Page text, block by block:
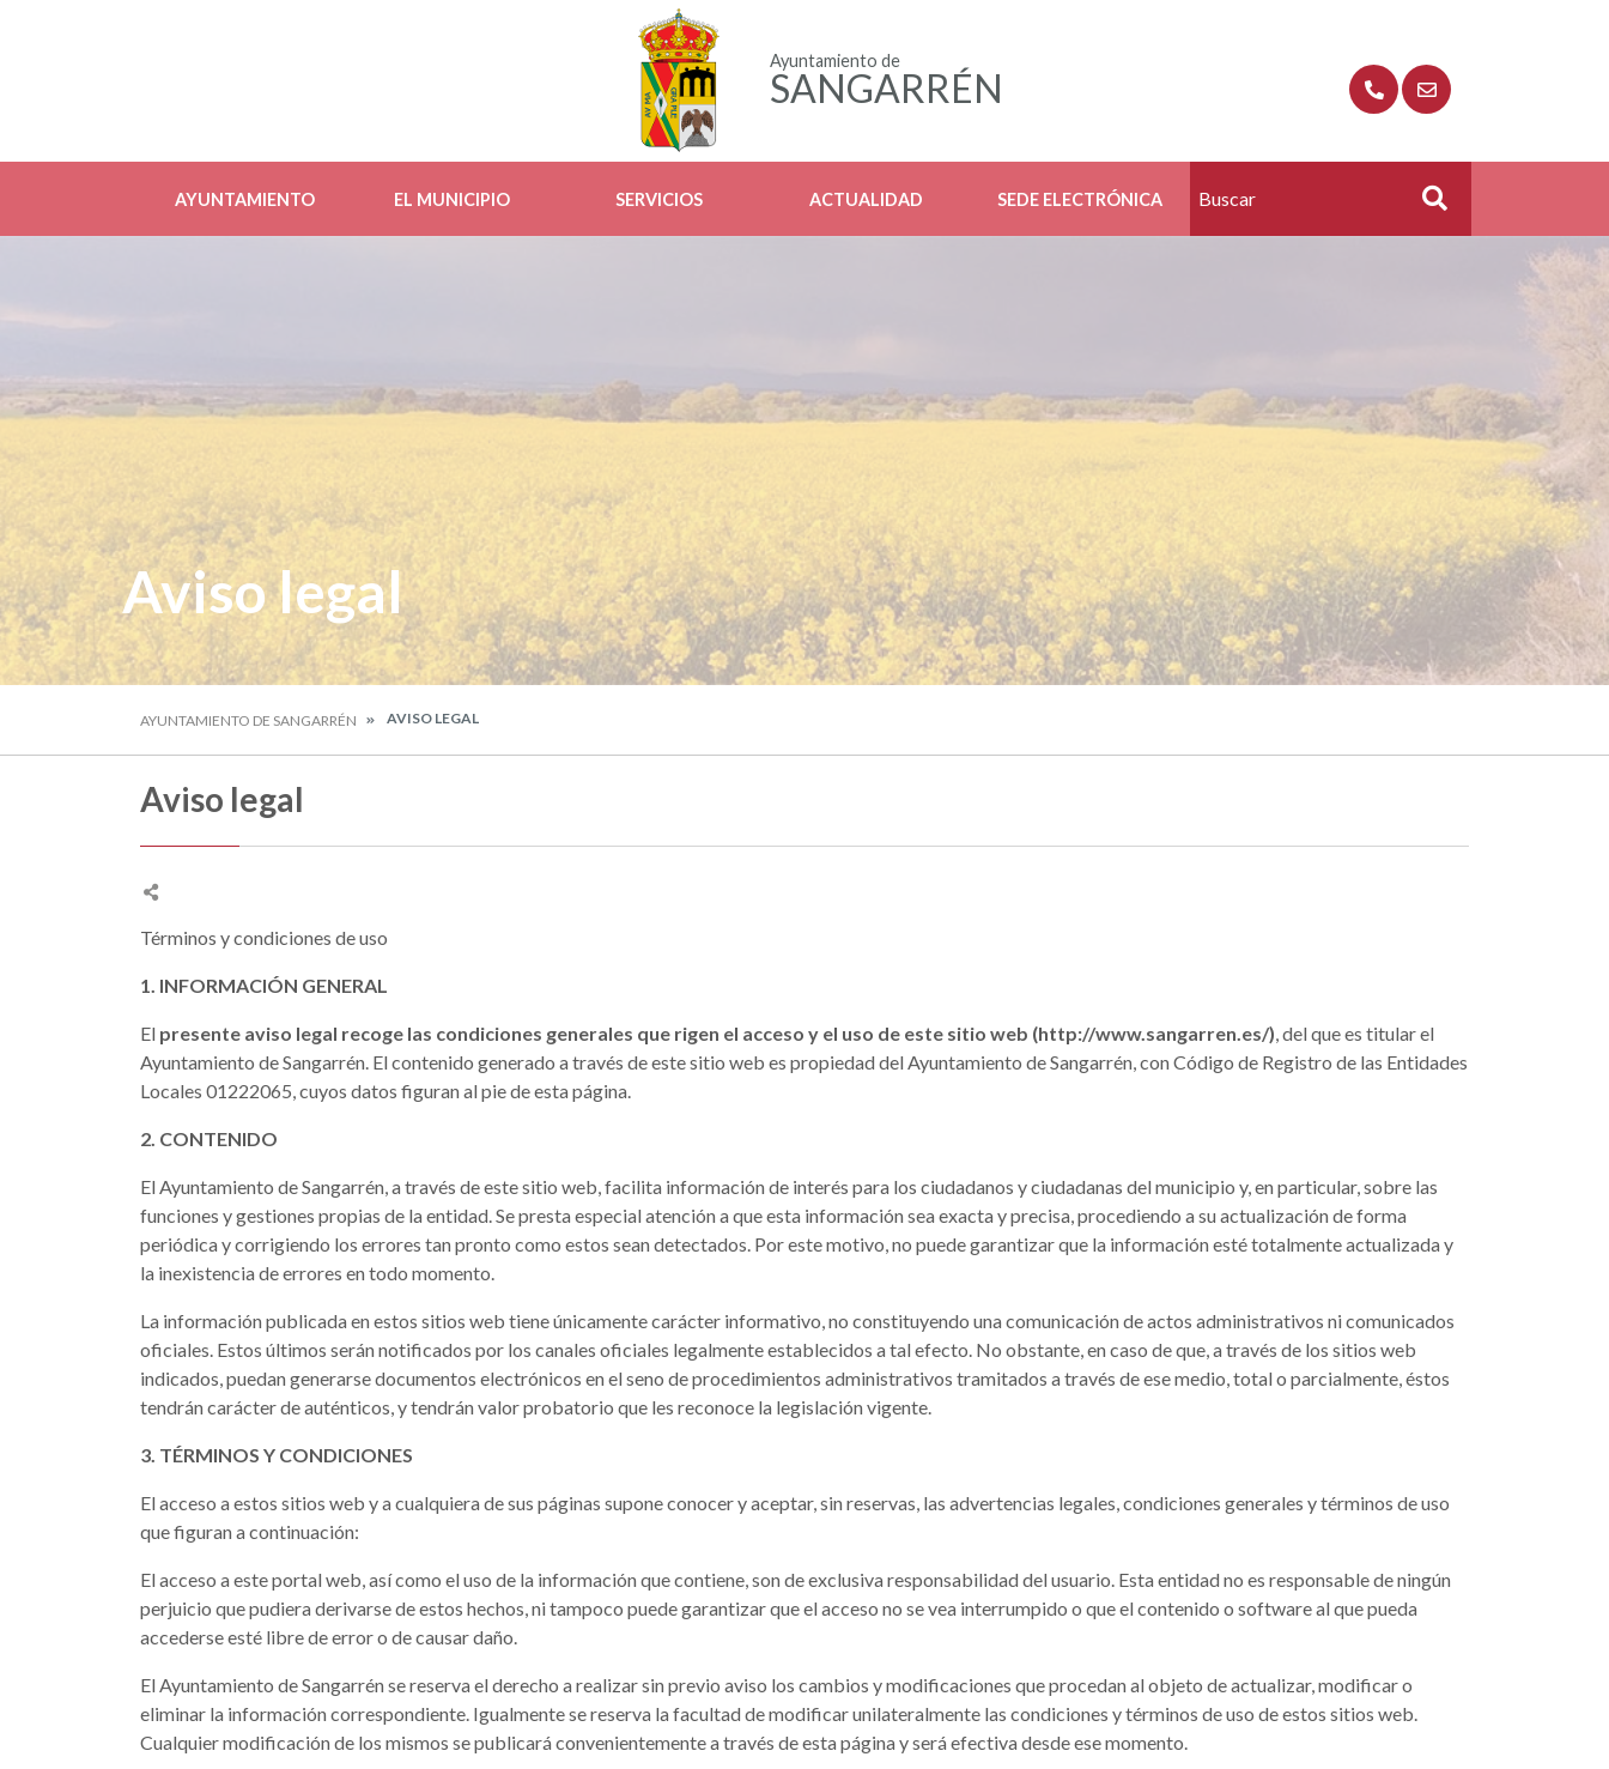
Ayuntamiento de
SANGARRÉN
AYUNTAMIENTO EL MUNICIPIO SERVICIOS ACTUALIDAD SEDE ELECTRÓNICA Buscar
Aviso legal
AYUNTAMIENTO DE SANGARRÉN AVISO LEGAL
Aviso legal
Términos y condiciones de uso
1. INFORMACIÓN GENERAL
El presente aviso legal recoge las condiciones generales que rigen el acceso y el uso de este sitio web (http://www.sangarren.es/), del que es titular el
Ayuntamiento de Sangarrén. El contenido generado a través de este sitio web es propiedad del Ayuntamiento de Sangarrén, con Código de Registro de las Entidades
Locales 01222065, cuyos datos figuran al pie de esta página.
2. CONTENIDO
El Ayuntamiento de Sangarrén, a través de este sitio web, facilita información de interés para los ciudadanos y ciudadanas del municipio y, en particular, sobre las
funciones y gestiones propias de la entidad. Se presta especial atención a que esta información sea exacta y precisa, procediendo a su actualización de forma
periódica y corrigiendo los errores tan pronto como estos sean detectados. Por este motivo, no puede garantizar que la información esté totalmente actualizada y
la inexistencia de errores en todo momento.
La información publicada en estos sitios web tiene únicamente carácter informativo, no constituyendo una comunicación de actos administrativos ni comunicados
oficiales. Estos últimos serán notificados por los canales oficiales legalmente establecidos a tal efecto. No obstante, en caso de que, a través de los sitios web
indicados, puedan generarse documentos electrónicos en el seno de procedimientos administrativos tramitados a través de ese medio, total o parcialmente, éstos
tendrán carácter de auténticos, y tendrán valor probatorio que les reconoce la legislación vigente.
3. TÉRMINOS Y CONDICIONES
El acceso a estos sitios web y a cualquiera de sus páginas supone conocer y aceptar, sin reservas, las advertencias legales, condiciones generales y términos de uso
que figuran a continuación:
El acceso a este portal web, así como el uso de la información que contiene, son de exclusiva responsabilidad del usuario. Esta entidad no es responsable de ningún
perjuicio que pudiera derivarse de estos hechos, ni tampoco puede garantizar que el acceso no se vea interrumpido o que el contenido o software al que pueda
accederse esté libre de error o de causar daño.
El Ayuntamiento de Sangarrén se reserva el derecho a realizar sin previo aviso los cambios y modificaciones que procedan al objeto de actualizar, modificar o
eliminar la información correspondiente. Igualmente se reserva la facultad de modificar unilateralmente las condiciones y términos de uso de estos sitios web.
Cualquier modificación de los mismos se publicará convenientemente a través de esta página y será efectiva desde ese momento.